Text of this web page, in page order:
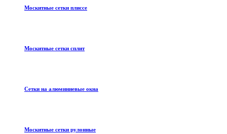
Москитные сетки плиссе
Москитные сетки сплит
Сетки на алюминиевые окна
Москитные сетки рулонные